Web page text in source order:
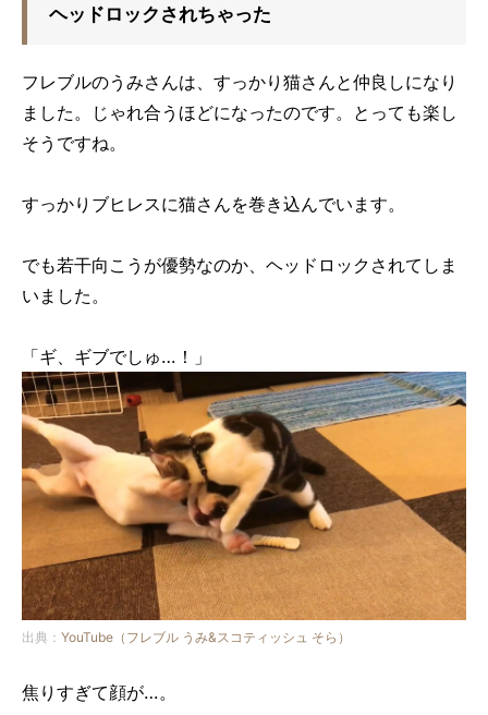
ヘッドロックされちゃった
フレブルのうみさんは、すっかり猫さんと仲良しになり
ました。じゃれ合うほどになったのです。とっても楽し
そうですね。
すっかりブヒレスに猫さんを巻き込んでいます。
でも若干向こうが優勢なのか、ヘッドロックされてしま
いました。
「ギ、ギブでしゅ…！」
出典： YouTube（フレブル うみ&スコティッシュ そら）
焦りすぎて顔が…。